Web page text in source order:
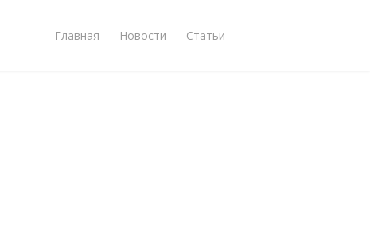
Главная Новости Статьи